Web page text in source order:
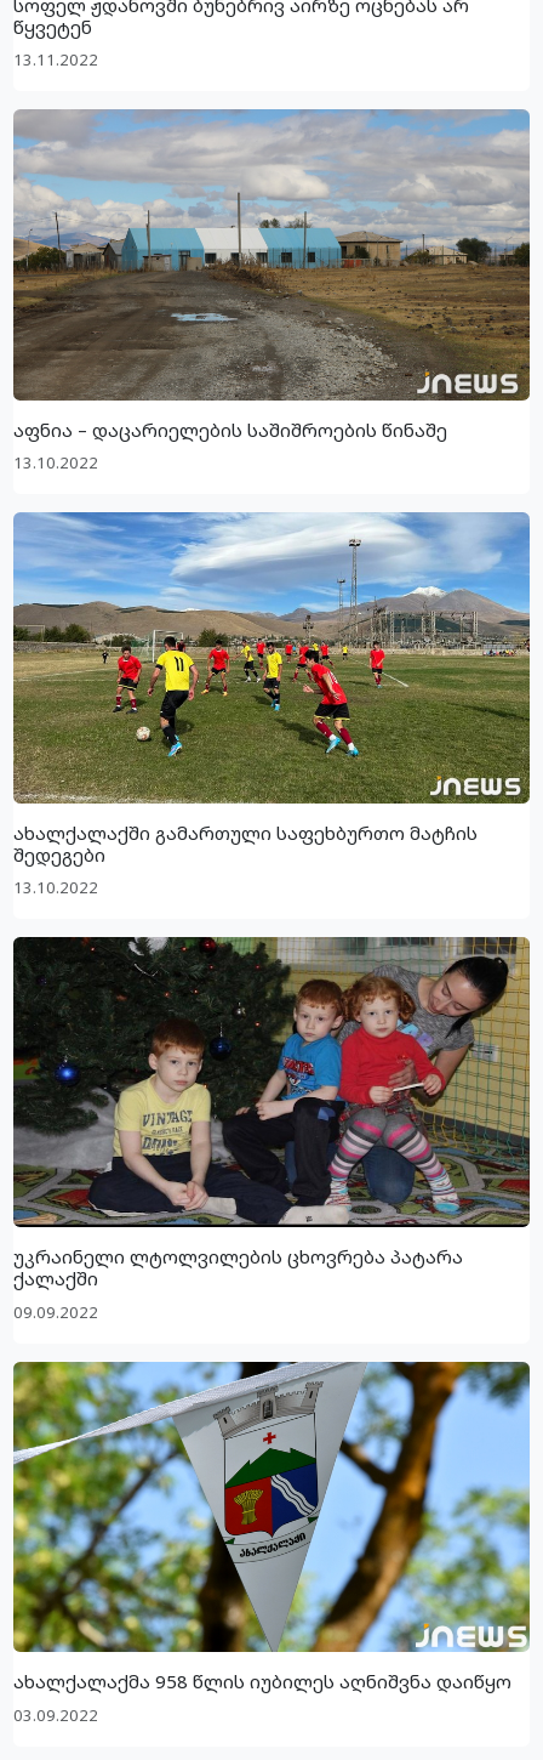
წყვეტენ
13.11.2022
აფნია – დაცარიელების საშიშროების წინაშე
13.10.2022
ახალქალაქში გამართული საფეხბურთო მატჩის
შედეგები
13.10.2022
უკრაინელი ლტოლვილების ცხოვრება პატარა
ქალაქში
09.09.2022
ახალქალაქმა 958 წლის იუბილეს აღნიშვნა დაიწყო
03.09.2022